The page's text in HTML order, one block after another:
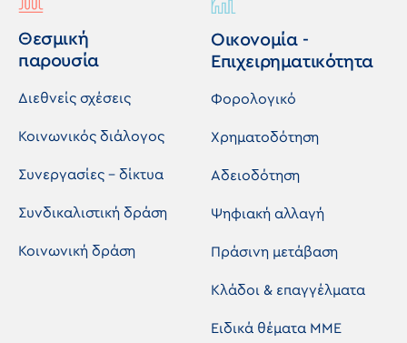
Θεσμική
παρουσία
Διεθνείς σχέσεις
Κοινωνικός διάλογος
Συνεργασίες - δίκτυα
Συνδικαλιστική δράση
Κοινωνική δράση
Οικονομία -
Επιχειρηματικότητα
Φορολογικό
Χρηματοδότηση
Αδειοδότηση
Ψηφιακή αλλαγή
Πράσινη μετάβαση
Κλάδοι & επαγγέλματα
Ειδικά θέματα ΜΜΕ